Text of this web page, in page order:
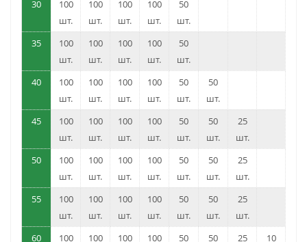
30
100
шт.
100
шт.
100
шт.
100
шт.
50
шт.
35
100
шт.
100
шт.
100
шт.
100
шт.
50
шт.
40
100
шт.
100
шт.
100
шт.
100
шт.
50
шт.
50
шт.
45
100
шт.
100
шт.
100
шт.
100
шт.
50
шт.
50
шт.
25
шт.
50
100
шт.
100
шт.
100
шт.
100
шт.
50
шт.
50
шт.
25
шт.
55
100
шт.
100
шт.
100
шт.
100
шт.
50
шт.
50
шт.
25
шт.
60
100
100
100
100
50
50
25
10